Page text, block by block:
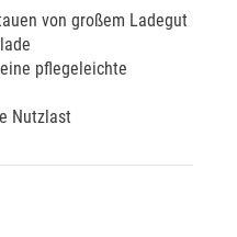
von großem Ladegut
pflegeleichte
Nutzlast